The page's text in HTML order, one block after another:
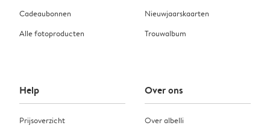
Cadeaubonnen
Alle fotoproducten
Nieuwjaarskaarten
Trouwalbum
Help
Prijsoverzicht
Over ons
Over albelli